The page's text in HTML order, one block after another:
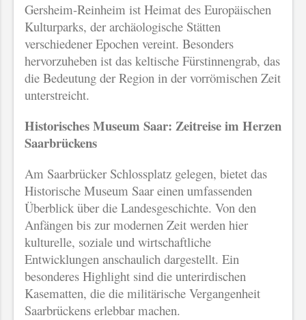
Gersheim-Reinheim ist Heimat des Europäischen
Kulturparks, der archäologische Stätten
verschiedener Epochen vereint. Besonders
hervorzuheben ist das keltische Fürstinnengrab, das
die Bedeutung der Region in der vorrömischen Zeit
unterstreicht.
Historisches Museum Saar: Zeitreise im Herzen
Saarbrückens
Am Saarbrücker Schlossplatz gelegen, bietet das
Historische Museum Saar einen umfassenden
Überblick über die Landesgeschichte. Von den
Anfängen bis zur modernen Zeit werden hier
kulturelle, soziale und wirtschaftliche
Entwicklungen anschaulich dargestellt. Ein
besonderes Highlight sind die unterirdischen
Kasematten, die die militärische Vergangenheit
Saarbrückens erlebbar machen.